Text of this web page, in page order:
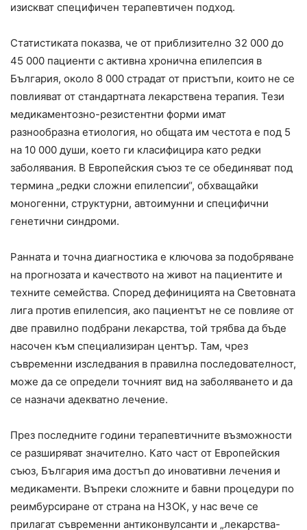
изискват специфичен терапевтичен подход.
Статистиката показва, че от приблизително 32 000 до
45 000 пациенти с активна хронична епилепсия в
България, около 8 000 страдат от пристъпи, които не се
повлияват от стандартната лекарствена терапия. Тези
медикаментозно-резистентни форми имат
разнообразна етиология, но общата им честота е под 5
на 10 000 души, което ги класифицира като редки
заболявания. В Европейския съюз те се обединяват под
термина „редки сложни епилепсии“, обхващайки
моногенни, структурни, автоимунни и специфични
генетични синдроми.
Ранната и точна диагностика е ключова за подобряване
на прогнозата и качеството на живот на пациентите и
техните семейства. Според дефиницията на Световната
лига против епилепсия, ако пациентът не се повлияе от
две правилно подбрани лекарства, той трябва да бъде
насочен към специализиран център. Там, чрез
съвременни изследвания в правилна последователност,
може да се определи точният вид на заболяването и да
се назначи адекватно лечение.
През последните години терапевтичните възможности
се разширяват значително. Като част от Европейския
съюз, България има достъп до иновативни лечения и
медикаменти. Въпреки сложните и бавни процедури по
реимбурсиране от страна на НЗОК, у нас вече се
прилагат съвременни антиконвулсанти и „лекарства-